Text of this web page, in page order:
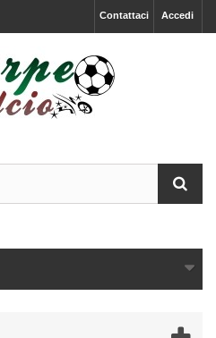
Accedi
Contattaci